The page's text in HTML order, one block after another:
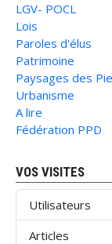
LGV- POCL
Lois
Paroles d'élus
Patrimoine
Paysages des
Urbanisme
A lire
Fédération PPD
VOS VISITES
Utilisateurs
Articles